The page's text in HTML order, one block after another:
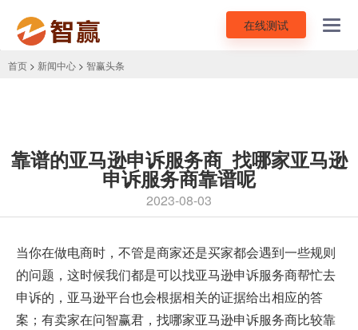
在线测试
首页 > 新闻中心 > 智赢头条
靠谱的亚马逊申诉服务商_找哪家亚马逊
申诉服务商靠谱呢
2023-08-03
当你在做电商时，不管是商家还是买家都会遇到一些规则
的问题，这时候我们都是可以找亚马逊申诉服务商帮忙去
申诉的，亚马逊平台也会根据相关的证据给出相应的答
案；有卖家在问智赢君，找哪家亚马逊申诉服务商比较靠